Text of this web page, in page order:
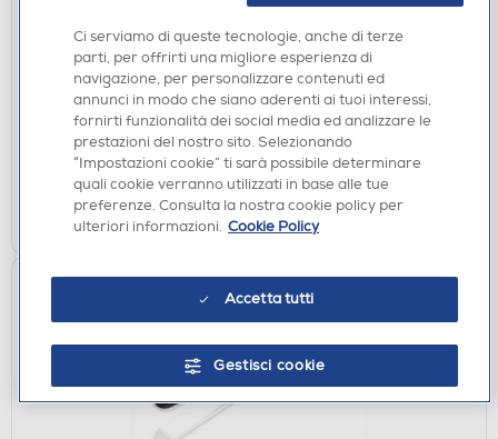
GAMA - DIVA 3D KERATION-ROSA METAL
€ 44,90
Acquisto online:disponibile
Ritiro in negozio in 30' gratuito:verifica
AGGIUNGI
Ci serviamo di queste tecnologie, anche di terze
parti, per offrirti una migliore esperienza di
navigazione, per personalizzare contenuti ed
annunci in modo che siano aderenti ai tuoi interessi,
fornirti funzionalità dei social media ed analizzare le
prestazioni del nostro sito. Selezionando
“Impostazioni cookie” ti sarà possibile determinare
quali cookie verranno utilizzati in base alle tue
preferenze. Consulta la nostra cookie policy per
ulteriori informazioni. Cookie Policy
Accetta tutti
Gestisci cookie